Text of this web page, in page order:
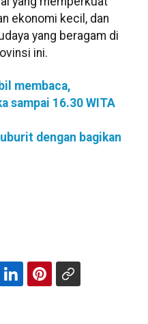
ekonomi kecil, dan
yang beragam di
ini.
membaca,
sampai 16.30 WITA
dengan bagikan